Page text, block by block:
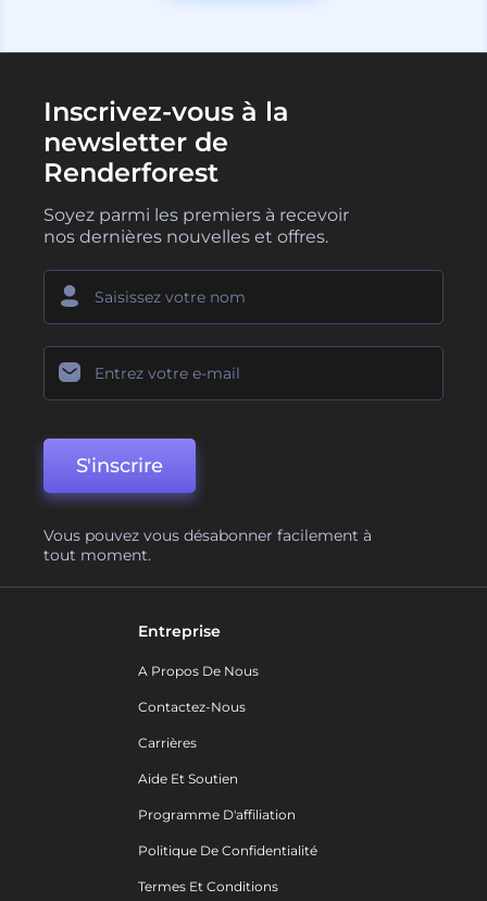
Inscrivez-vous à la
newsletter de
Renderforest
Soyez parmi les premiers à recevoir
nos dernières nouvelles et offres.
S'inscrire
Vous pouvez vous désabonner facilement à
tout moment.
Entreprise
A Propos De Nous
Contactez-Nous
Carrières
Aide Et Soutien
Programme D'affiliation
Politique De Confidentialité
Termes Et Conditions